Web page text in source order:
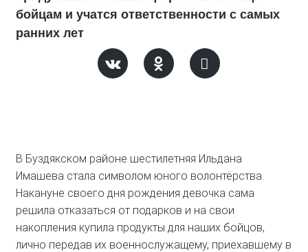
бойцам и учатся ответственности с самых
ранних лет
В Буздякском районе шестилетняя Ильдана
Имашева стала символом юного волонтёрства.
Накануне своего дня рождения девочка сама
решила отказаться от подарков и на свои
накопления купила продукты для наших бойцов,
лично передав их военнослужащему, приехавшему в